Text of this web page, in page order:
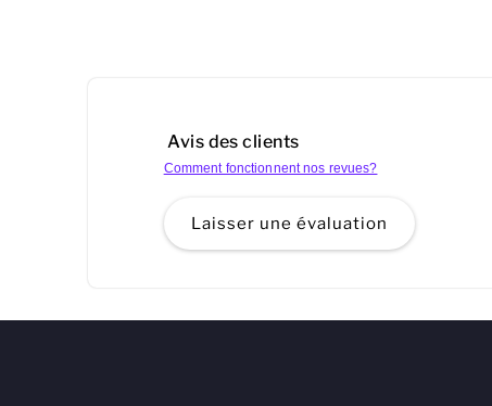
Avis des clients
Comment fonctionnent nos revues?
Laisser une évaluation